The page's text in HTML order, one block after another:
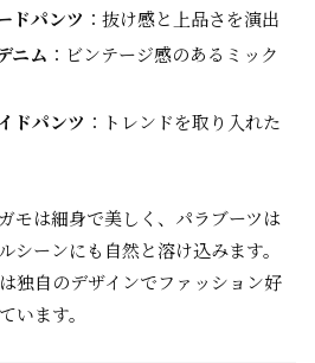
ドパンツ ：抜け感と上品さを演出
ニム ：ビンテージ感のあるミック
ドパンツ ：トレンドを取り入れた
モは細身で美しく、パラブーツは
シーンにも自然と溶け込みます。
独自のデザインでファッション好
います。